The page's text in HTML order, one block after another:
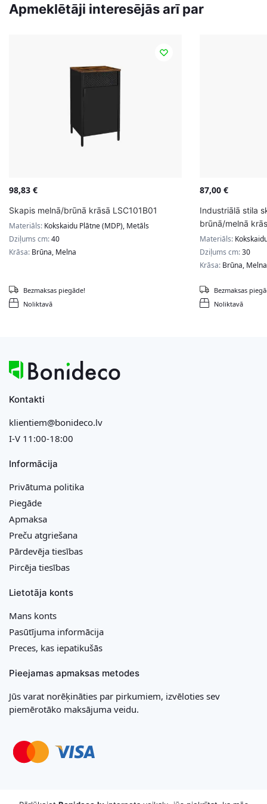
Apmeklētāji interesējās arī par
98,83 €
Skapis melnā/brūnā krāsā LSC101B01
Materiāls: Kokskaidu Plātne (MDP), Metāls
Dziļums cm:40
Krāsa: Brūna, Melna
Noliktavā
Bezmaksas piegāde!
87,00 €
Industriālā stila
brūnā/melnā
Materiāls:
Dziļums cm:30
Krāsa: Brūna, Melna
Noliktavā
Bezmaksas
Kontakti
klientiem@bonideco.lv
I-V 11:00-18:00
Informācija
Privātuma politika
Piegāde
Apmaksa
Preču atgriešana
Pārdevēja tiesības
Pircēja tiesības
Lietotāja konts
Mans konts
Pasūtījuma informācija
Preces, kas iepatikušās
Pieejamas apmaksas metodes
Jūs varat norēķināties par pirkumiem, izvēloties sev
piemērotāko maksājuma veidu.